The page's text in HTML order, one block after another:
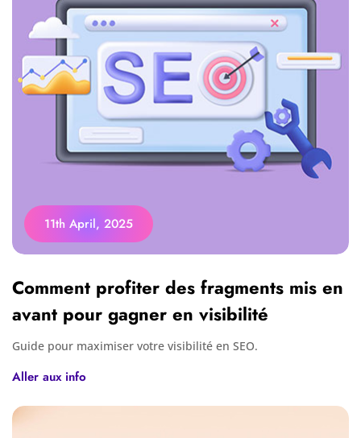
11th April, 2025
Comment profiter des fragments mis en
avant pour gagner en visibilité
Guide pour maximiser votre visibilité en SEO.
Aller aux info